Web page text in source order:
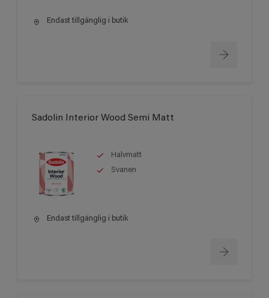
Endast tillgänglig i butik
Sadolin Interior Wood Semi Matt
Halvmatt
Svanen
Endast tillgänglig i butik